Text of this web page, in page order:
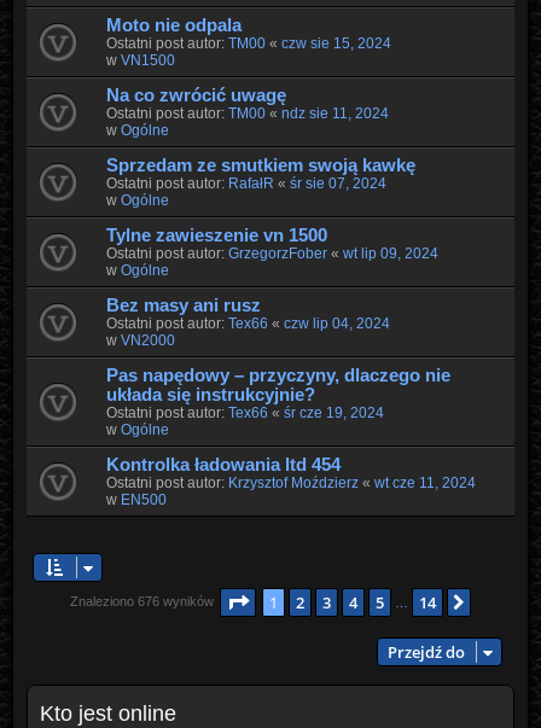
Moto nie odpala
Ostatni post autor: TM00« czw sie 15, 2024
w VN1500
Na co zwrócić uwagę
Ostatni post autor: TM00« ndz sie 11, 2024
w Ogólne
Sprzedam ze smutkiem swoją kawkę
Ostatni post autor: RafałR « śr sie 07, 2024
w Ogólne
Tylne zawieszenie vn 1500
Ostatni post autor: GrzegorzFober« wt lip 09, 2024
w Ogólne
Bez masy ani rusz
Ostatni post autor: Tex66 « czw lip 04, 2024
w VN2000
Pas napędowy – przyczyny, dlaczego nie
układa się instrukcyjnie?
Ostatni post autor: Tex66 « śr cze 19, 2024
w Ogólne
Kontrolka ładowania ltd 454
Ostatni post autor: Krzysztof Moździerz« wt cze 11, 2024
w EN500
Znaleziono 676 wyników Strona1 z14
1 2 3 4 5 14
Przejdź do
Kto jest online